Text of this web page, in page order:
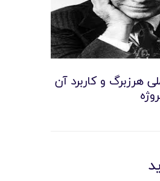
هرزبرگ و کاربرد آن